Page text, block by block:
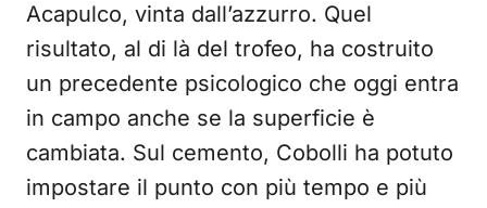
Acapulco, vinta dall’azzurro. Quel
risultato, al di là del trofeo, ha costruito
un precedente psicologico che oggi entra
in campo anche se la superficie è
cambiata. Sul cemento, Cobolli ha potuto
impostare il punto con più tempo e più